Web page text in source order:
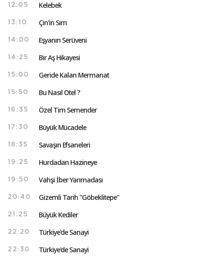
12:05 Kelebek
13:10 Çin'in Sırrı
14:00 Eşyanın Serüveni
14:25 Bir Aş Hikayesi
15:00 Geride Kalan Mermanat
15:50 Bu Nasıl Otel ?
16:35 Özel Tim Semender
17:30 Büyük Mücadele
18:35 Savaşın Efsaneleri
19:25 Hurdadan Hazineye
19:50 Vahşi İber Yarımadası
20:40 Gizemli Tarih "Göbeklitepe"
21:25 Büyük Kediler
22:20 Türkiye'de Sanayi
22:30 Türkiye'de Sanayi